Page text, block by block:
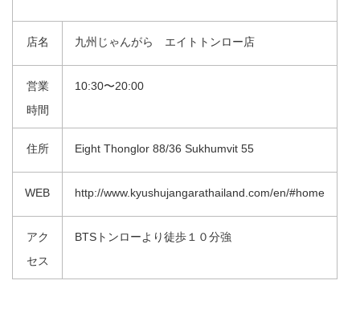
店名 九州じゃんがら エイトトンロー店
営業
時間
10:30〜20:00
住所 Eight Thonglor 88/36 Sukhumvit 55
WEB http://www.kyushujangarathailand.com/en/#home
アク
セス
BTSトンローより徒歩１０分強